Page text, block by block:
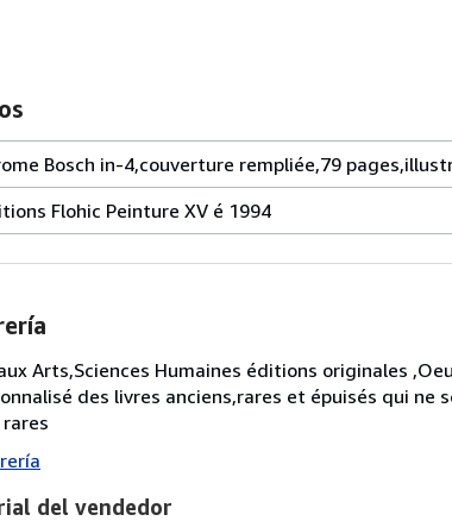
Bosch in-4,couverture rempliée,79
Flohic Peinture XV é 1994
Arts,Sciences Humaines éditions originales
des livres anciens,rares et épuisés qui
del vendedor